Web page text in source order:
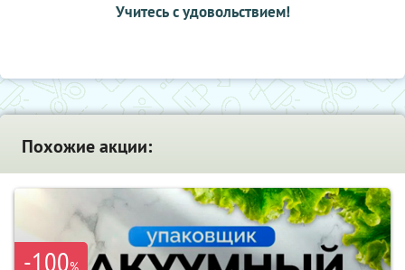
Учитесь с удовольствием!
Похожие акции:
-100%